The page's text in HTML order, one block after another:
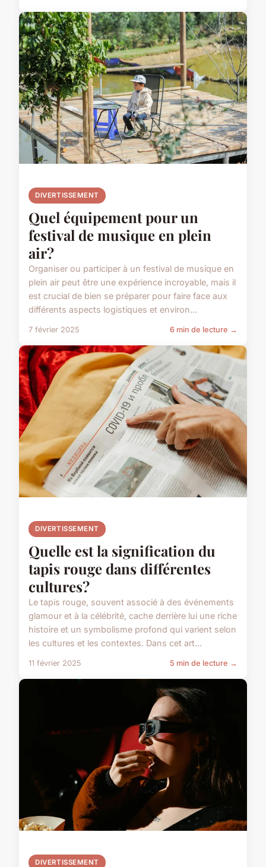
DIVERTISSEMENT
Quel équipement pour un
festival de musique en plein
air?
Organiser ou participer à un festival de musique en
plein air peut être une expérience incroyable, mais il
est crucial de bien se préparer pour faire face aux
différents aspects logistiques et environ...
7 février 2025 6 min de lecture →
DIVERTISSEMENT
Quelle est la signification du
tapis rouge dans différentes
cultures?
Le tapis rouge, souvent associé à des événements
glamour et à la célébrité, cache derrière lui une riche
histoire et un symbolisme profond qui varient selon
les cultures et les contextes. Dans cet art...
11 février 2025 5 min de lecture →
DIVERTISSEMENT